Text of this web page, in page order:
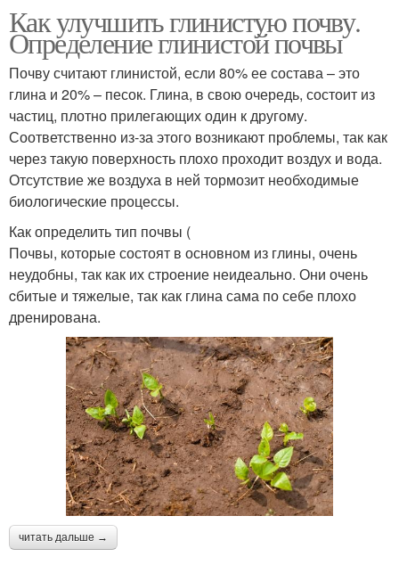
Как улучшить глинистую почву.
Определение глинистой почвы
Почву считают глинистой, если 80% ее состава – это
глина и 20% – песок. Глина, в свою очередь, состоит из
частиц, плотно прилегающих один к другому.
Соответственно из-за этого возникают проблемы, так как
через такую поверхность плохо проходит воздух и вода.
Отсутствие же воздуха в ней тормозит необходимые
биологические процессы.
Как определить тип почвы (
Почвы, которые состоят в основном из глины, очень
неудобны, так как их строение неидеально. Они очень
cбитые и тяжелые, так как глина сама по себе плохо
дренирована.
читать дальше →